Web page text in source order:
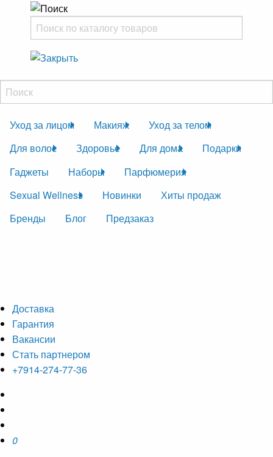
Уход за лицом Макияж
Уход за телом
Для волос
Здоровье Для дома
Подарки
Гаджеты
Наборы
Парфюмерия
Sexual Wellness
Новинки
Хиты продаж
Бренды
Блог Предзаказ
Доставка
Гарантия
Вакансии
Стать партнером
+7914-274-77-36
0